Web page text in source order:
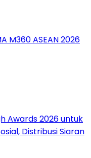
M360 ASEAN 2026
Awards 2026 untuk
Distribusi Siaran